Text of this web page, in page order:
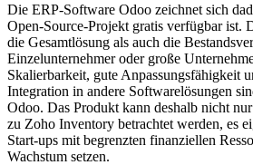
Die ERP-Software Odoo zeichnet sich
Open-Source-Projekt gratis verfügbar ist.
die Gesamtlösung als auch die
Einzelunternehmer oder große
Skalierbarkeit, gute Anpassungsfähigkeit
Integration in andere Softwarelösungen
Odoo. Das Produkt kann deshalb nicht
zu Zoho Inventory betrachtet werden, es
Start-ups mit begrenzten finanziellen
Wachstum setzen.